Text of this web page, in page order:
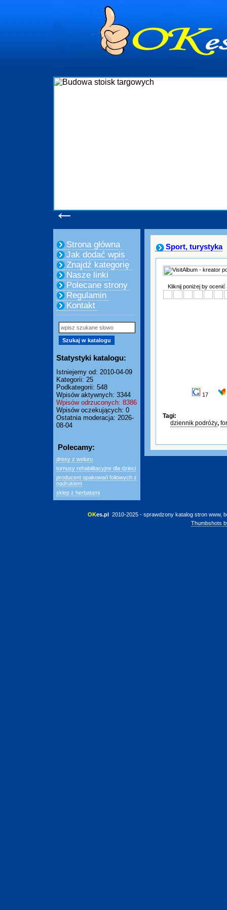
←
Strona główna
Jak dodać wpis
Znajdź kategorię
Nasze linki
Polecane strony
Regulamin
Kontakt
Statystyki katalogu:
Istniejemy od: 2010-04-09
Kategorii: 25
Podkategorii: 548
Wpisów aktywnych: 3344
Wpisów odrzuconych: 8386
Wpisów oczekujących: 0
Ostatnia moderacja: 2026-
08-04
Polecamy:
dresy z weluru
turnusy rehabilitacyjne dla dzieci
producent opakowań foliowych z
nadrukiem
sklep z herbatami
Sport, turystyka
Kliknij poniżej by ocenić
17
Tagi:
dziennik podróży,
OKes.pl 2010-2025 - sprawdzony katalog stron www,
Thumbshots